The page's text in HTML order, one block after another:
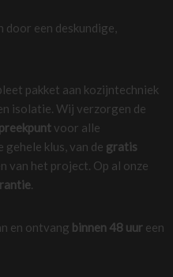
een deskundige,
pakket aan kozijntechniek
isolatie. Wij verzorgen de
voor alle
klus, van de gratis
van het project. Op al onze
.
en ontvang binnen 48 uureen